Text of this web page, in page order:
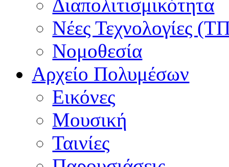
Διαπολιτισμικότητα
Νέες Τεχνολογίες
Νομοθεσία
Αρχείο Πολυμέσων
Εικόνες
Μουσική
Ταινίες